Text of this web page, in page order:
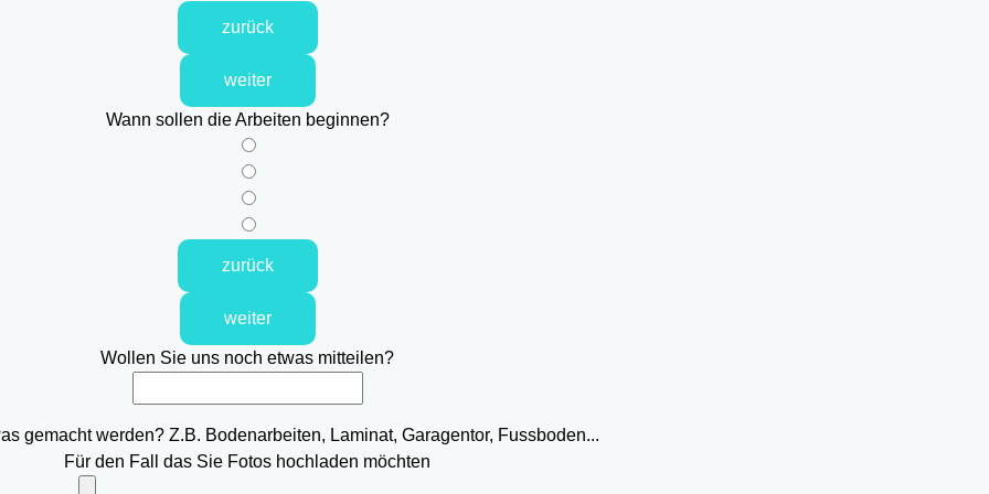
zurück
weiter
Wann sollen die Arbeiten beginnen?
zurück
weiter
Wollen Sie uns noch etwas mitteilen?
gemacht werden? Z.B. Bodenarbeiten, Laminat, Garagentor, Fussboden...
Für den Fall das Sie Fotos hochladen möchten